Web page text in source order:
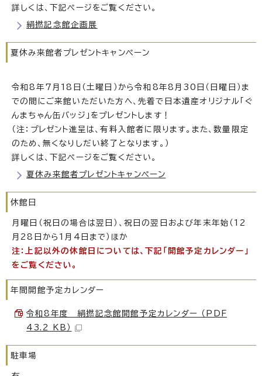
詳しくは、下記ページをご覧ください。
絹撚記念館企画展
夏休み来館者プレゼントキャンペーン
令和8年7月18日（土曜日）から令和8年8月30日（日曜日）ま
での間にご来館いただいた方へ、先着で日本遺産オリジナル「ぐ
んまちゃん缶バッジ」をプレゼントします！
（注：プレゼント進呈は、有料入館者に限ります。また、数量限定
のため、無くなりしだい終了となります。）
詳しくは、下記ページをご覧ください。
夏休み来館者プレゼントキャンペーン
休館日
月曜日（祝日の場合は翌日）、祝日の翌日および年末年始（12
月28日から1月4日まで）ほか
注：上記以外の休館日については、下記「開館予定カレンダー」
をご覧ください。
年間開館予定カレンダー
令和8年度 絹撚記念館開館予定カレンダー （PDF
43.2 KB）
駐車場